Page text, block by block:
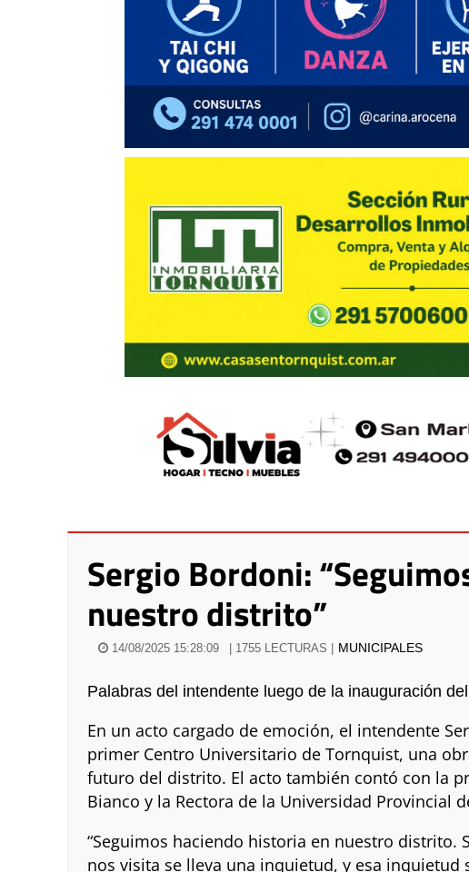
Sergio Bordoni:
nuestro distrito”
14/08/2025 15:28:09 | 1755 LECTURAS | MUNICIPALES
Palabras del intendente luego de la inauguración
En un acto cargado de emoción, el intendente
primer Centro Universitario de Tornquist, una
futuro del distrito. El acto también contó con la
Bianco y la Rectora de la Universidad Provincial
“Seguimos haciendo historia en nuestro distrito.
nos visita se lleva una inquietud, y esa